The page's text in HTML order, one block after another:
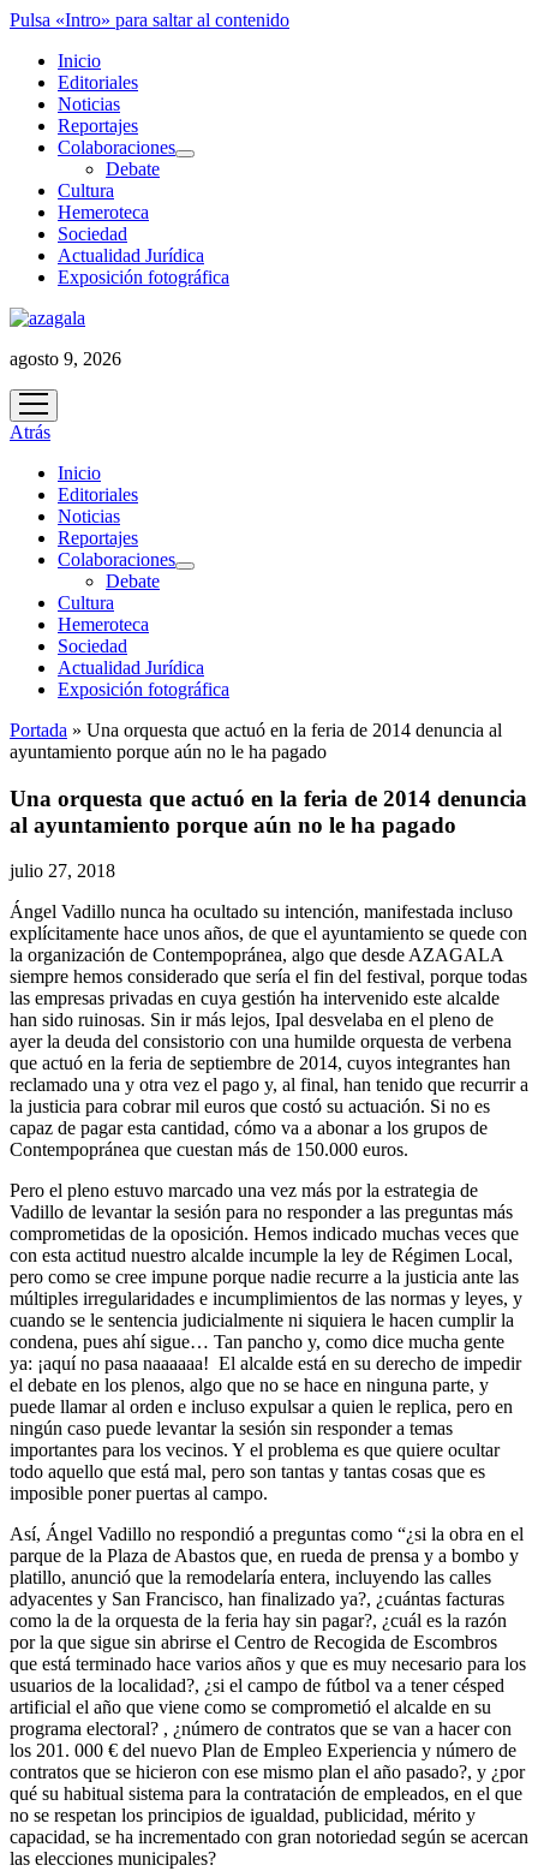
Pulsa «Intro» para saltar al contenido
Inicio
Editoriales
Noticias
Reportajes
Colaboraciones
abrir
Debate
Cultura
Hemeroteca
Sociedad
Actualidad Jurídica
Exposición fotográfica
agosto 9, 2026
abrir
menú
Atrás
Inicio
Editoriales
Noticias
Reportajes
Colaboraciones
abrir
Debate
Cultura
Hemeroteca
Sociedad
Actualidad Jurídica
Exposición fotográfica
Portada » Una orquesta que actuó en la feria de 2014 denuncia al
ayuntamiento porque aún no le ha pagado
Una orquesta que actuó en la feria de 2014 denuncia
al ayuntamiento porque aún no le ha pagado
julio 27, 2018
Ángel Vadillo nunca ha ocultado su intención, manifestada incluso
explícitamente hace unos años, de que el ayuntamiento se quede con
la organización de Contempopránea, algo que desde AZAGALA
siempre hemos considerado que sería el fin del festival, porque todas
las empresas privadas en cuya gestión ha intervenido este alcalde
han sido ruinosas. Sin ir más lejos, Ipal desvelaba en el pleno de
ayer la deuda del consistorio con una humilde orquesta de verbena
que actuó en la feria de septiembre de 2014, cuyos integrantes han
reclamado una y otra vez el pago y, al final, han tenido que recurrir a
la justicia para cobrar mil euros que costó su actuación. Si no es
capaz de pagar esta cantidad, cómo va a abonar a los grupos de
Contempopránea que cuestan más de 150.000 euros.
Pero el pleno estuvo marcado una vez más por la estrategia de
Vadillo de levantar la sesión para no responder a las preguntas más
comprometidas de la oposición. Hemos indicado muchas veces que
con esta actitud nuestro alcalde incumple la ley de Régimen Local,
pero como se cree impune porque nadie recurre a la justicia ante las
múltiples irregularidades e incumplimientos de las normas y leyes, y
cuando se le sentencia judicialmente ni siquiera le hacen cumplir la
condena, pues ahí sigue… Tan pancho y, como dice mucha gente
ya: ¡aquí no pasa naaaaaa! El alcalde está en su derecho de impedir
el debate en los plenos, algo que no se hace en ninguna parte, y
puede llamar al orden e incluso expulsar a quien le replica, pero en
ningún caso puede levantar la sesión sin responder a temas
importantes para los vecinos. Y el problema es que quiere ocultar
todo aquello que está mal, pero son tantas y tantas cosas que es
imposible poner puertas al campo.
Así, Ángel Vadillo no respondió a preguntas como “¿si la obra en el
parque de la Plaza de Abastos que, en rueda de prensa y a bombo y
platillo, anunció que la remodelaría entera, incluyendo las calles
adyacentes y San Francisco, han finalizado ya?, ¿cuántas facturas
como la de la orquesta de la feria hay sin pagar?, ¿cuál es la razón
por la que sigue sin abrirse el Centro de Recogida de Escombros
que está terminado hace varios años y que es muy necesario para los
usuarios de la localidad?, ¿si el campo de fútbol va a tener césped
artificial el año que viene como se comprometió el alcalde en su
programa electoral? , ¿número de contratos que se van a hacer con
los 201. 000 € del nuevo Plan de Empleo Experiencia y número de
contratos que se hicieron con ese mismo plan el año pasado?, y ¿por
qué su habitual sistema para la contratación de empleados, en el que
no se respetan los principios de igualdad, publicidad, mérito y
capacidad, se ha incrementado con gran notoriedad según se acercan
las elecciones municipales?